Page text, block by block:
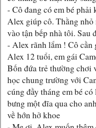
- Cô đang có em bé
Alex giúp cô. Thằng nhỏ
vào tận bếp nhà tôi. Sau
- Alex rãnh lắm ! Cô cần
Alex 12 tuổi, em gái
Bốn đứa trẻ thường chơi
học chung trường với
cúng đầy tháng em bé
bưng một đĩa qua cho
về hớn hở khoe